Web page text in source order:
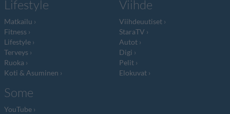
Lifestyle
Matkailu
Fitness
Lifestyle
Terveys
Ruoka
Koti & Asuminen
Viihde
Viihdeuutiset
StaraTV
Autot
Digi
Pelit
Elokuvat
Some
YouTube